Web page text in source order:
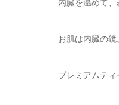
内臓を温めて、
お肌は内臓の
プレミアムティ